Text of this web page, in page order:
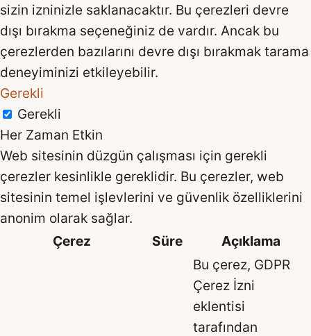
sizin izninizle saklanacaktır. Bu çerezleri devre
dışı bırakma seçeneğiniz de vardır. Ancak bu
çerezlerden bazılarını devre dışı bırakmak tarama
deneyiminizi etkileyebilir.
Gerekli
Gerekli
Her Zaman Etkin
Web sitesinin düzgün çalışması için gerekli
çerezler kesinlikle gereklidir. Bu çerezler, web
sitesinin temel işlevlerini ve güvenlik özelliklerini
anonim olarak sağlar.
Çerez
Süre Açıklama
Bu çerez, GDPR
Çerez İzni
eklentisi
tarafından